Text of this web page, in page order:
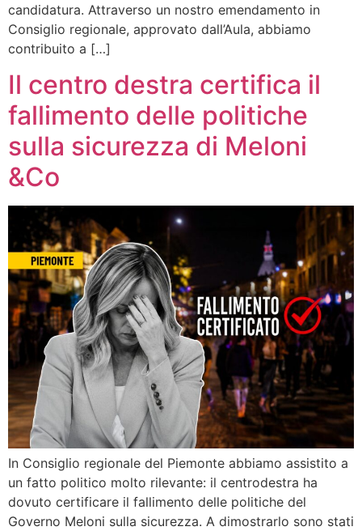
candidatura. Attraverso un nostro emendamento in
Consiglio regionale, approvato dall’Aula, abbiamo
contribuito a […]
Il centro destra certifica il
fallimento delle politiche
sulla sicurezza di Meloni
&Co
In Consiglio regionale del Piemonte abbiamo assistito a
un fatto politico molto rilevante: il centrodestra ha
dovuto certificare il fallimento delle politiche del
Governo Meloni sulla sicurezza. A dimostrarlo sono stati